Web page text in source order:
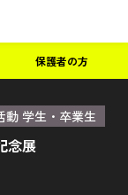
保護者の方
動 学生・卒業生
念展